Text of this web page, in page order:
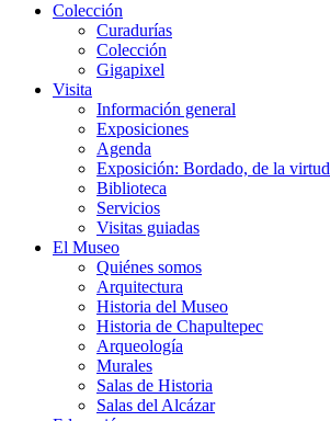
Colección
Curadurías
Colección
Gigapixel
Visita
Información general
Exposiciones
Agenda
Exposición: Bordado, de la virtud
Biblioteca
Servicios
Visitas guiadas
El Museo
Quiénes somos
Arquitectura
Historia del Museo
Historia de Chapultepec
Arqueología
Murales
Salas de Historia
Salas del Alcázar